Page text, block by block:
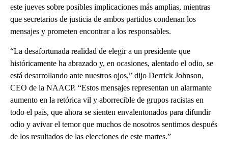
este jueves sobre posibles implicaciones más amplias, mientras
que secretarios de justicia de ambos partidos condenan los
mensajes y prometen encontrar a los responsables.
“La desafortunada realidad de elegir a un presidente que
históricamente ha abrazado y, en ocasiones, alentado el odio, se
está desarrollando ante nuestros ojos,” dijo Derrick Johnson,
CEO de la NAACP. “Estos mensajes representan un alarmante
aumento en la retórica vil y aborrecible de grupos racistas en
todo el país, que ahora se sienten envalentonados para difundir
odio y avivar el temor que muchos de nosotros sentimos después
de los resultados de las elecciones de este martes.”